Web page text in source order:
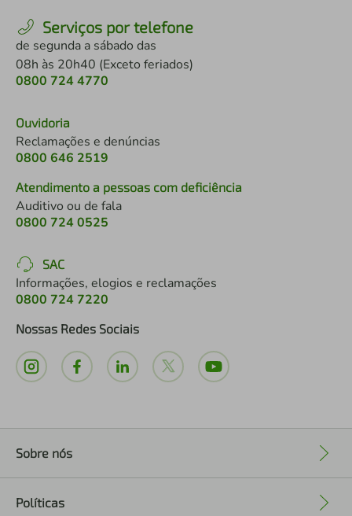
Serviços por telefone
de segunda a sábado das
08h às 20h40 (Exceto feriados)
0800 724 4770
Ouvidoria
Reclamações e denúncias
0800 646 2519
Atendimento a pessoas com deficiência
Auditivo ou de fala
0800 724 0525
SAC
Informações, elogios e reclamações
0800 724 7220
Nossas Redes Sociais
Sobre nós
Políticas